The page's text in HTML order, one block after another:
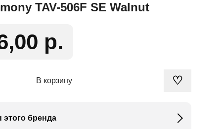
TAV-506F SE Walnut
р.
В корзину ♡
этого бренда